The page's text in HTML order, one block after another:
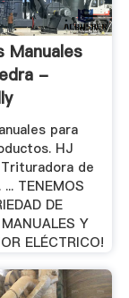
Manuales
-
para
HJ
de
TENEMOS
DE
Y
ELÉCTRICO!